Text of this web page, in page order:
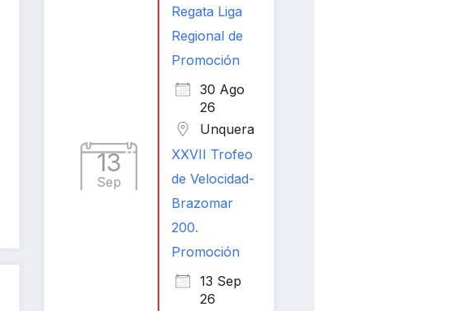
Regata Liga
Regional de
Promoción
30 Ago
26
Unquera
13
Sep
XXVII Trofeo
de Velocidad-
Brazomar
200.
Promoción
13 Sep
26